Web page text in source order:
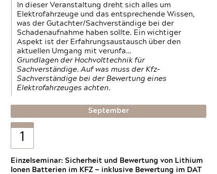
In dieser Veranstaltung dreht sich alles um
Elektrofahrzeuge und das entsprechende Wissen,
was der Gutachter/Sachverständige bei der
Schadenaufnahme haben sollte. Ein wichtiger
Aspekt ist der Erfahrungsaustausch über den
aktuellen Umgang mit verunfa…
Grundlagen der Hochvolttechnik für
Sachverständige. Auf was muss der Kfz-
Sachverständige bei der Bewertung eines
Elektrofahrzeuges achten.
September
1
Einzelseminar: Sicherheit und Bewertung von Lithium
Ionen Batterien im KFZ — inklusive Bewertung im DAT